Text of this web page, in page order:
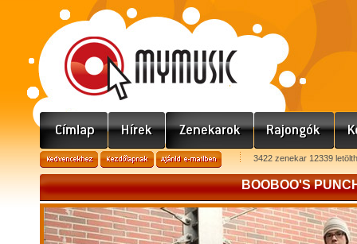
3422 zenekar 12339
BOOBOO'S